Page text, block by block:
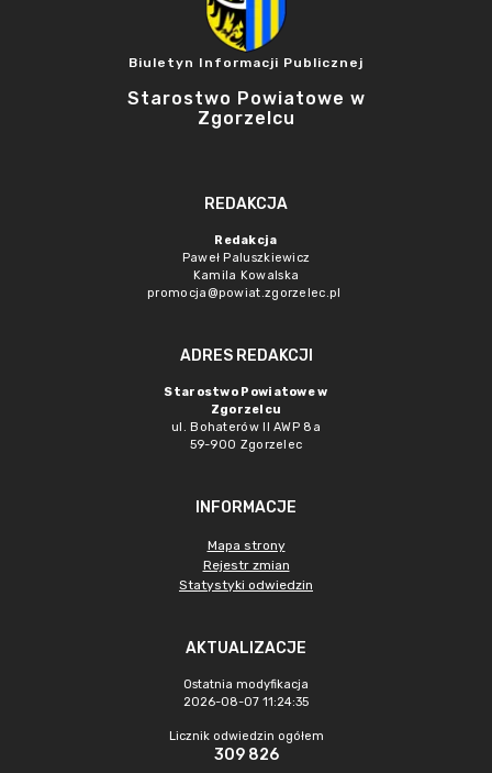
Biuletyn Informacji Publicznej
Starostwo Powiatowe w
Zgorzelcu
REDAKCJA
Redakcja
Paweł Paluszkiewicz
Kamila Kowalska
promocja@powiat.zgorzelec.pl
ADRES REDAKCJI
Starostwo Powiatowe w
Zgorzelcu
ul. Bohaterów II AWP 8a
59-900 Zgorzelec
INFORMACJE
Mapa strony
Rejestr zmian
Statystyki odwiedzin
AKTUALIZACJE
Ostatnia modyfikacja
2026-08-07 11:24:35
Licznik odwiedzin ogółem
309 826